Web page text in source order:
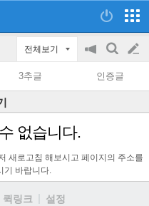
전체보기
공
on/off
검
색
글
쓰
기
3추글 인증글
없습니다.
새로고침 해보시고 페이지의 주소를
기 바랍니다.
퀵링크
설정